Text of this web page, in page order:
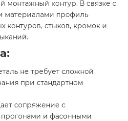
монтажный контур. В связке с
материалами профиль
контуров, стыков, кромок и
не требует сложной
при стандартном
сопряжение с
и фасонными